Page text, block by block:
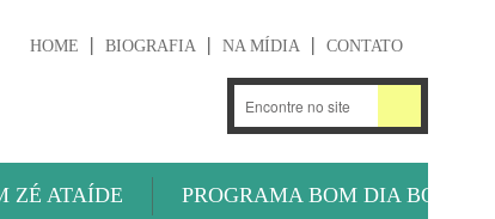
HOME BIOGRAFIA NA MÍDIA CONTATO
ZÉ ATAÍDE PROGRAMA BOM DIA BOLA